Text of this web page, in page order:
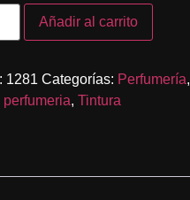
Añadir al carrito
1281 Categorías: Perfumería,
perfumeria, Tintura